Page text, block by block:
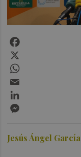
Jesús Ángel García